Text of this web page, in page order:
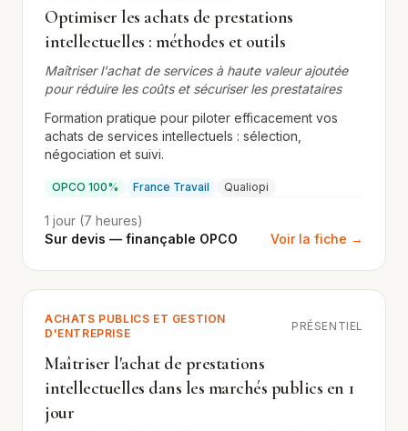
Optimiser les achats de prestations
intellectuelles : méthodes et outils
Maîtriser l'achat de services à haute valeur ajoutée
pour réduire les coûts et sécuriser les prestataires
Formation pratique pour piloter efficacement vos
achats de services intellectuels : sélection,
négociation et suivi.
OPCO 100% France Travail Qualiopi
1 jour (7 heures)
Sur devis — finançable OPCO
Voir la fiche →
ACHATS PUBLICS ET GESTION
D'ENTREPRISE
PRÉSENTIEL
Maîtriser l'achat de prestations
intellectuelles dans les marchés publics en 1
jour